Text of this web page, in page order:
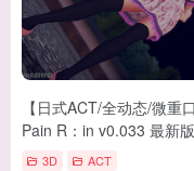
【日式ACT/全动态/微重口
Pain R：in v0.033 最新
新/5.4G】
3D ACT